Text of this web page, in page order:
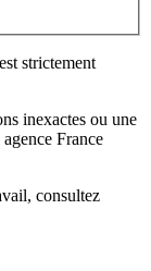
strictement
inexactes ou une
France
, consultez